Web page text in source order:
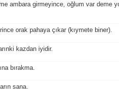
ambara girmeyince, oğlum var deme
orak pahaya çıkar (kıymete biner).
kazdan iyidir.
bırakma.
sana.